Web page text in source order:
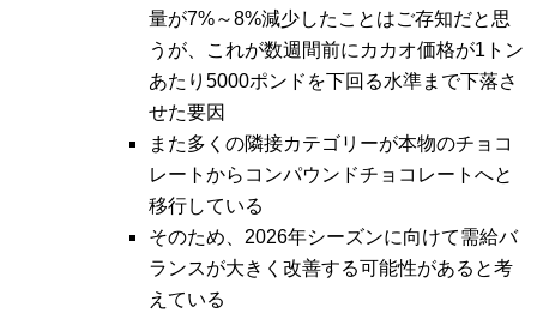
量が7%～8%減少したことはご存知だと思
うが、これが数週間前にカカオ価格が1トン
あたり5000ポンドを下回る水準まで下落さ
せた要因
また多くの隣接カテゴリーが本物のチョコ
レートからコンパウンドチョコレートへと
移行している
そのため、2026年シーズンに向けて需給バ
ランスが大きく改善する可能性があると考
えている